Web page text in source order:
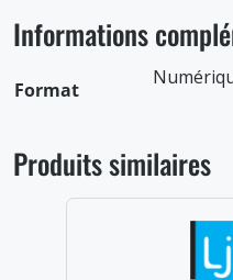
Informations
Format
Produits similaires